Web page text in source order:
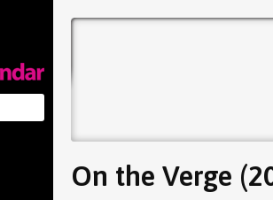
On the Verge